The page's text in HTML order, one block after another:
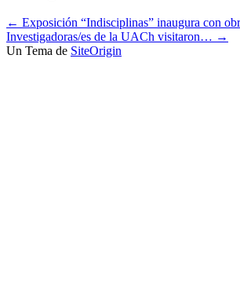
← Exposición “Indisciplinas” inaugura con
Investigadoras/es de la UACh visitaron… →
Un Tema de SiteOrigin